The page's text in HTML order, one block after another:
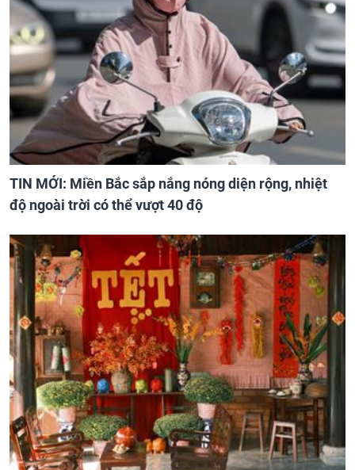
TIN MỚI: Miền Bắc sắp nắng nóng diện rộng, nhiệt
độ ngoài trời có thể vượt 40 độ